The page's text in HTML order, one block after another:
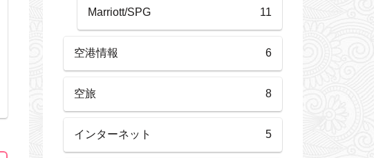
Marriott/SPG 11
空港情報 6
空旅 8
インターネット 5